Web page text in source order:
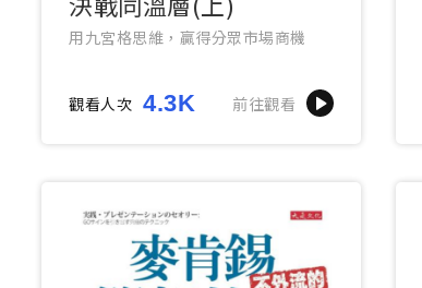
用九宮格思維，贏得分眾市場商機
觀看人次 4.3K 前往觀看